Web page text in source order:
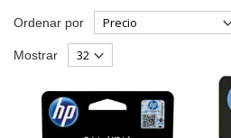
Ordenar por
Mostrar